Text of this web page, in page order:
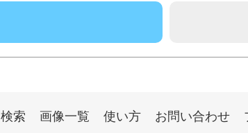
検索 画像一覧 使い方 お問い合わせ